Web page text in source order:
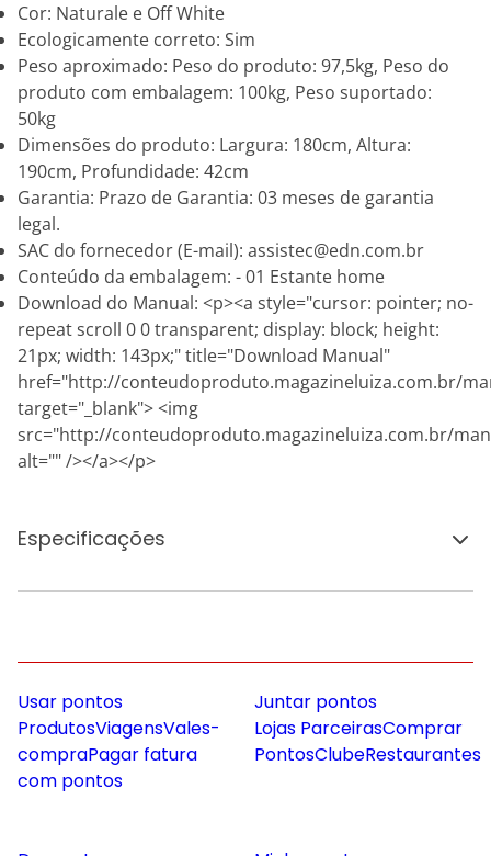
Cor: Naturale e Off White
Ecologicamente correto: Sim
Peso aproximado: Peso do produto: 97,5kg, Peso do
produto com embalagem: 100kg, Peso suportado:
50kg
Dimensões do produto: Largura: 180cm, Altura:
190cm, Profundidade: 42cm
Garantia: Prazo de Garantia: 03 meses de garantia
legal.
SAC do fornecedor (E-mail): assistec@edn.com.br
Conteúdo da embalagem: - 01 Estante home
Download do Manual: <p><a style="cursor: pointer; no-
repeat scroll 0 0 transparent; display: block; height:
21px; width: 143px;" title="Download Manual"
href="http://conteudoproduto.magazineluiza.com.br/
target="_blank"> <img
src="http://conteudoproduto.magazineluiza.com.br/
alt="" /></a></p>
Especificações
Usar pontos
ProdutosViagensVales-
compraPagar fatura
com pontos
Juntar pontos
Lojas ParceirasComprar
PontosClubeRestaurantes